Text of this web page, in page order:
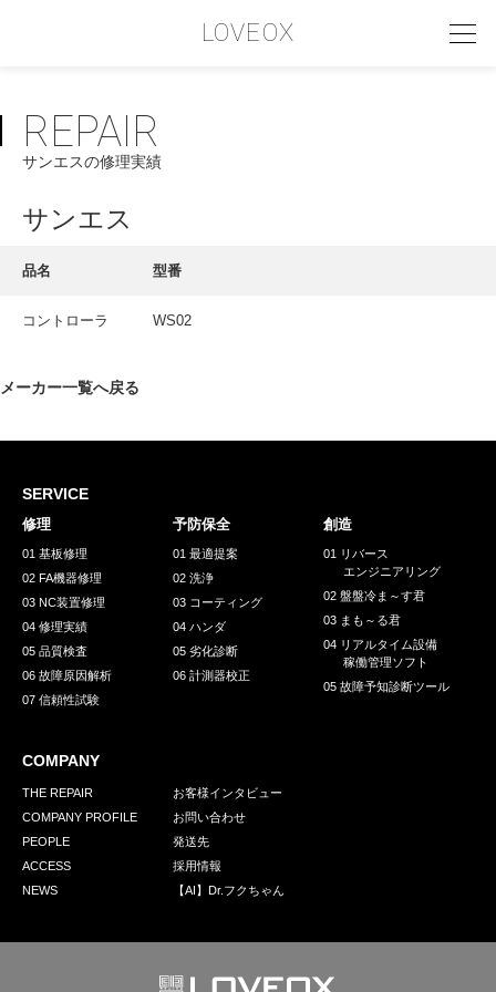
LOVEOX
PHILOSOPHY
フィロソフィー
COMPANY PROFILE
INTERVIEW
採用情報
GREEN CHALLENGE
環境への取り組み
お問い合わせ 発送先
REPAIR
サンエスの修理実績
サンエス
品名 型番
コントローラ WS02
メーカー一覧へ戻る
SERVICE
修理
01 基板修理
02 FA機器修理
03 NC装置修理
04 修理実績
05 品質検査
06 故障原因解析
07 信頼性試験
予防保全
01 最適提案
02 洗浄
03 コーティング
04 ハンダ
05 劣化診断
06 計測器校正
創造
01 リバース
エンジニアリング
02 盤盤冷ま～す君
03 まも～る君
04 リアルタイム設備
稼働管理ソフト
05 故障予知診断ツール
COMPANY
THE REPAIR
COMPANY PROFILE
PEOPLE
ACCESS
NEWS
お客様インタビュー
お問い合わせ
発送先
採用情報
【AI】Dr.フクちゃん